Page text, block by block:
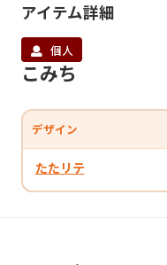
アイテム詳細
個人
こみち
デザイン
たたリテ